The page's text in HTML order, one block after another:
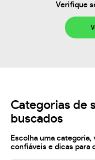
Verifique
Categorias de
buscados
Escolha uma
confiáveis e dicas para